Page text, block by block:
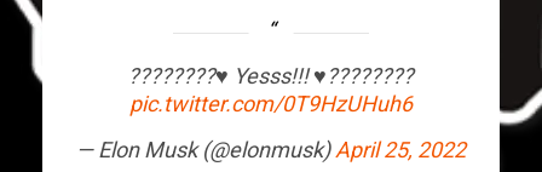
????????♥️ Yesss!!! ♥️????????
pic.twitter.com/0T9HzUHuh6
— Elon Musk (@elonmusk)April 25, 2022